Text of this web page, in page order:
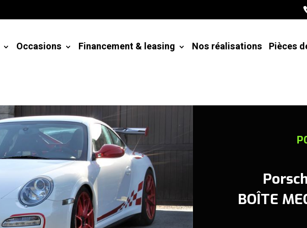
Occasions Financement & leasing Nos réalisations Pièces
BOÎTE